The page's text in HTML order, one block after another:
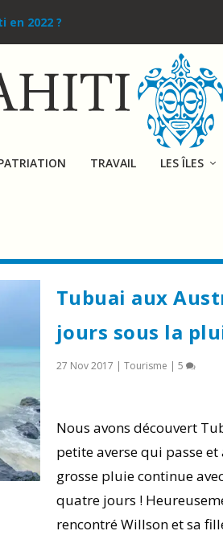
en 2022 ?
TRAVAIL LES ÎLES
Tubuai aux
jours sous la
27 Nov 2017 | Tourisme | 5
Nous avons découvert
petite averse qui passe
grosse pluie continue
quatre jours !
rencontré Willson et sa